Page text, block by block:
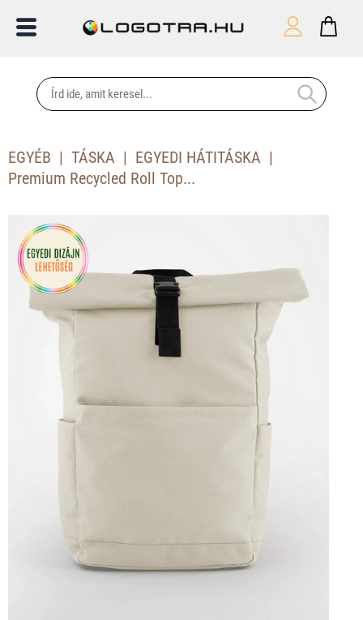
EGYÉB TÁSKA
EGYEDI HÁTITÁSKA
Premium Recycled Roll Top...